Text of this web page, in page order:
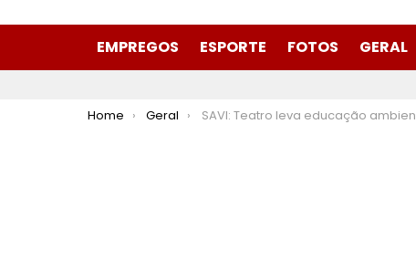
EMPREGOS ESPORTE FOTOS GERAL
You are here:
Home Geral SAVI: Teatro leva educação ambiental a cidades das Bacias do Rio Santo Antônio e Rio Doce